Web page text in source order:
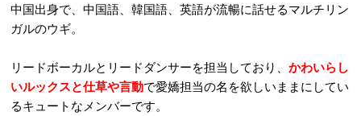
中国出身で、中国語、韓国語、英語が流暢に話せるマルチリン
ガルのウギ。
リードボーカルとリードダンサーを担当しており、 かわいらし
いルックスと仕草や言動で愛嬌担当の名を欲しいままにしてい
るキュートなメンバーです。